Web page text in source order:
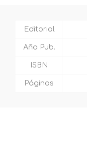
Editorial
Año Pub.
ISBN
Páginas